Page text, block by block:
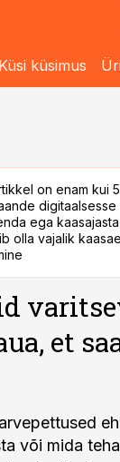
Küsi küsimus
on enam kui
digitaalsesse
ega
olla vajalik
et
või mida